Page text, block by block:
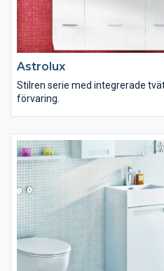
Astrolux
Stilren serie med integrerade
förvaring.